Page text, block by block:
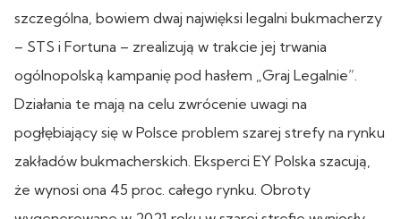
szczególna, bowiem dwaj najwięksi legalni bukmacherzy
– STS i Fortuna – zrealizują w trakcie jej trwania
ogólnopolską kampanię pod hasłem „Graj Legalnie”.
Działania te mają na celu zwrócenie uwagi na
pogłębiający się w Polsce problem szarej strefy na rynku
zakładów bukmacherskich. Eksperci EY Polska szacują,
że wynosi ona 45 proc. całego rynku. Obroty